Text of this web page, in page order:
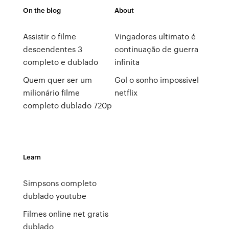
On the blog
Assistir o filme
descendentes 3
completo e dublado
Quem quer ser um
milionário filme
completo dublado 720p
About
Vingadores ultimato é
continuação de guerra
infinita
Gol o sonho impossivel
netflix
Learn
Simpsons completo
dublado youtube
Filmes online net gratis
dublado